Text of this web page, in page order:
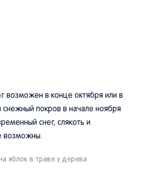
возможен в конце октября или в
снежный покров в начале ноября
снег, слякоть и
возможны.
яблок в траве у дерева